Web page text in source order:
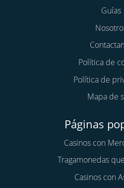
Guías
Política de
Política de
Mapa de
Páginas
Casinos con
Tragamonedas
Casinos con